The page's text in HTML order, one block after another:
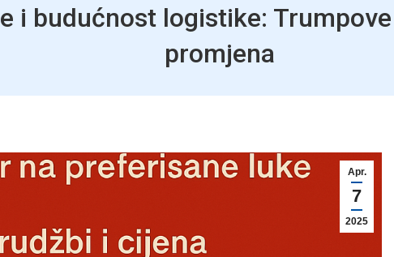
i budućnost logistike:
promjena
Apr.
7
2025